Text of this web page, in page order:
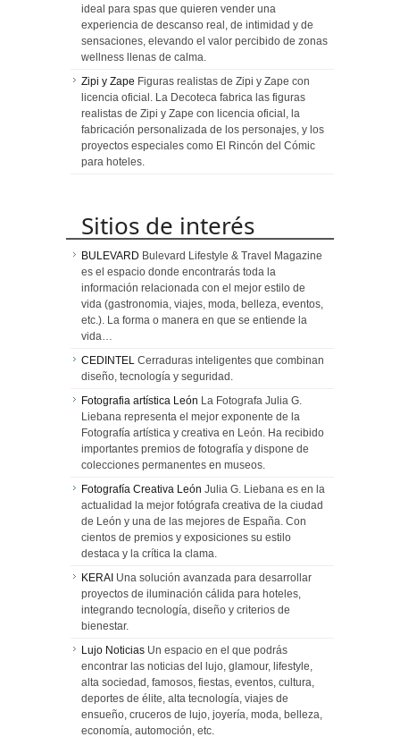
ideal para spas que quieren vender una
experiencia de descanso real, de intimidad y de
sensaciones, elevando el valor percibido de zonas
wellness llenas de calma.
Zipi y Zape Figuras realistas de Zipi y Zape con
licencia oficial. La Decoteca fabrica las figuras
realistas de Zipi y Zape con licencia oficial, la
fabricación personalizada de los personajes, y los
proyectos especiales como El Rincón del Cómic
para hoteles.
Sitios de interés
BULEVARD Bulevard Lifestyle & Travel Magazine
es el espacio donde encontrarás toda la
información relacionada con el mejor estilo de
vida (gastronomia, viajes, moda, belleza, eventos,
etc.). La forma o manera en que se entiende la
vida…
CEDINTEL Cerraduras inteligentes que combinan
diseño, tecnología y seguridad.
Fotografia artística León La Fotografa Julia G.
Liebana representa el mejor exponente de la
Fotografía artística y creativa en León. Ha recibido
importantes premios de fotografía y dispone de
colecciones permanentes en museos.
Fotografía Creativa León Julia G. Liebana es en la
actualidad la mejor fotógrafa creativa de la ciudad
de León y una de las mejores de España. Con
cientos de premios y exposiciones su estilo
destaca y la crítica la clama.
KERAI Una solución avanzada para desarrollar
proyectos de iluminación cálida para hoteles,
integrando tecnología, diseño y criterios de
bienestar.
Lujo Noticias Un espacio en el que podrás
encontrar las noticias del lujo, glamour, lifestyle,
alta sociedad, famosos, fiestas, eventos, cultura,
deportes de élite, alta tecnología, viajes de
ensueño, cruceros de lujo, joyería, moda, belleza,
economía, automoción, etc.